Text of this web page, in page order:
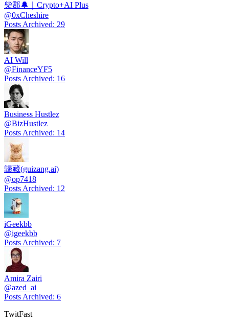
柴郡🔔｜Crypto+AI Plus
@0xCheshire
Posts Archived: 29
AI Will
@FinanceYF5
Posts Archived: 16
Business Hustlez
@BizHustlez
Posts Archived: 14
歸藏(guizang.ai)
@op7418
Posts Archived: 12
iGeekbb
@igeekbb
Posts Archived: 7
Amira Zairi
@azed_ai
Posts Archived: 6
TwitFast